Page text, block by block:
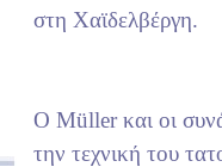
στη Χαϊδελβέργη.
Ο Müller και οι
την τεχνική του